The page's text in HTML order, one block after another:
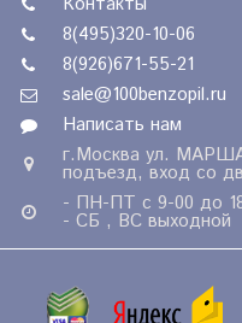
8(495)320-10-06
8(926)671-55-21
sale@100benzopil.ru
Написать нам
г.Москва ул.
подъезд, вход со
- ПН-ПТ с 9-00 до
- СБ , ВС выходной